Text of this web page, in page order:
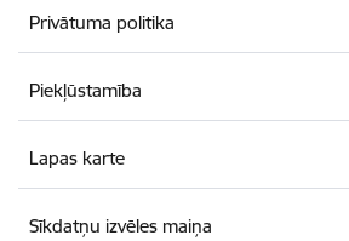
Privātuma politika
Piekļūstamība
Lapas karte
Sīkdatņu izvēles maiņa